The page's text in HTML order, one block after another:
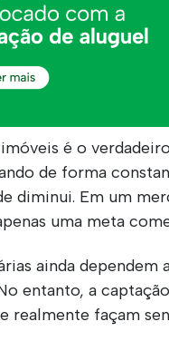
é o
de forma
diminui. Em um
uma meta
ainda dependem
entanto, a
realmente façam